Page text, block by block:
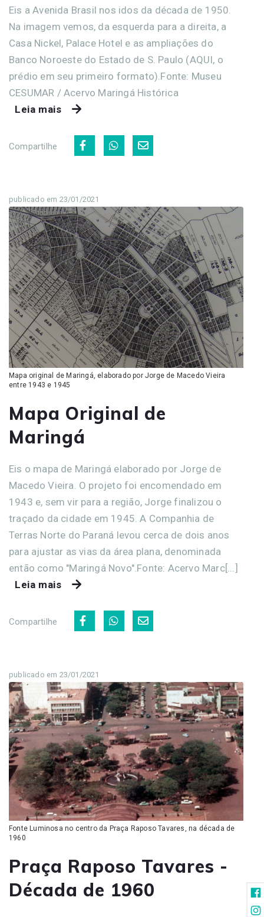
Eis a Avenida Brasil nos idos da década de 1950.
Na imagem vemos, da esquerda para a direita, a
Casa Nickel, Palace Hotel e as ampliações do
Banco Noroeste do Estado de S. Paulo (AQUI, o
prédio em seu primeiro formato).Fonte: Museu
CESUMAR / Acervo Maringá Histórica
Leia mais
Compartilhe
publicado em 23/01/2021
Mapa original de Maringá, elaborado por Jorge de Macedo Vieira
entre 1943 e 1945
Mapa Original de
Maringá
Eis o mapa de Maringá elaborado por Jorge de
Macedo Vieira. O projeto foi encomendado em
1943 e, sem vir para a região, Jorge finalizou o
traçado da cidade em 1945. A Companhia de
Terras Norte do Paraná levou cerca de dois anos
para ajustar as vias da área plana, denominada
então como "Maringá Novo".Fonte: Acervo Marc[...]
Leia mais
Compartilhe
publicado em 23/01/2021
Fonte Luminosa no centro da Praça Raposo Tavares, na década de
1960
Praça Raposo Tavares -
Década de 1960